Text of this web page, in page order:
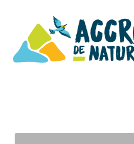
Acteurs